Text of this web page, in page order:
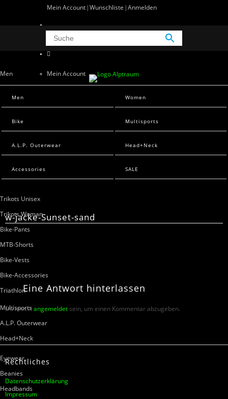
Mein Account Wunschliste Anmelden
Men
Men Sweats
Men T-Shirts
Women
Women Sweats
Bike
Trikots Unisex
Trikots Woman
Bike-Pants
MTB-Shorts
Bike-Vests
Bike-Accessories
Triathlon
Multisports
A.L.P. Outerwear
Head+Neck
Eyewear
Beanies
Headbands
Mein Account
Men Women
Bike Multisports
A.L.P. Outerwear Head+Neck
Accessories SALE
w-jacke-Sunset-sand
Eine Antwort hinterlassen
Du musstangemeldetsein, um einen Kommentar abzugeben.
Rechtliches
Datenschutzerklärung
Impressum